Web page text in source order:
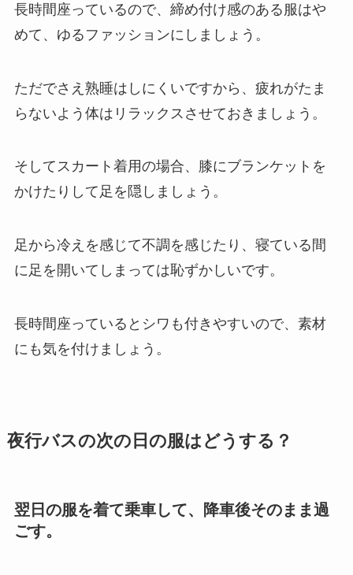
長時間座っているので、締め付け感のある服はや
めて、ゆるファッションにしましょう。
ただでさえ熟睡はしにくいですから、疲れがたま
らないよう体はリラックスさせておきましょう。
そしてスカート着用の場合、膝にブランケットを
かけたりして足を隠しましょう。
足から冷えを感じて不調を感じたり、寝ている間
に足を開いてしまっては恥ずかしいです。
長時間座っているとシワも付きやすいので、素材
にも気を付けましょう。
夜行バスの次の日の服はどうする？
翌日の服を着て乗車して、降車後そのまま過
ごす。